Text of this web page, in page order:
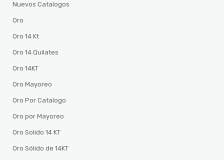
Nuevos Catalogos
Oro
Oro 14 Kt
Oro 14 Quilates
Oro 14KT
Oro Mayoreo
Oro Por Catalogo
Oro por Mayoreo
Oro Solido 14 KT
Oro Sólido de 14KT